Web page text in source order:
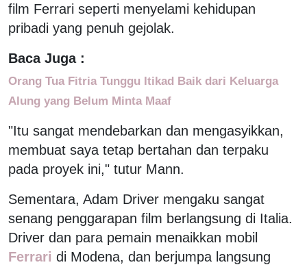
film Ferrari seperti menyelami kehidupan
pribadi yang penuh gejolak.
Baca Juga :
Orang Tua Fitria Tunggu Itikad Baik dari Keluarga
Alung yang Belum Minta Maaf
"Itu sangat mendebarkan dan mengasyikkan,
membuat saya tetap bertahan dan terpaku
pada proyek ini," tutur Mann.
Sementara, Adam Driver mengaku sangat
senang penggarapan film berlangsung di Italia.
Driver dan para pemain menaikkan mobil
Ferrari di Modena, dan berjumpa langsung